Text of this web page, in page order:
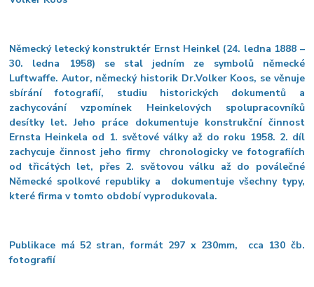
Německý letecký konstruktér Ernst Heinkel (24. ledna 1888 –
30. ledna 1958) se stal jedním ze symbolů německé
Luftwaffe. Autor, německý historik Dr.Volker Koos, se věnuje
sbírání fotografií, studiu historických dokumentů a
zachycování vzpomínek Heinkelových spolupracovníků
desítky let. Jeho práce dokumentuje konstrukční činnost
Ernsta Heinkela od 1. světové války až do roku 1958. 2. díl
zachycuje činnost jeho firmy chronologicky ve fotografiích
od třicátých let, přes 2. světovou válku až do poválečné
Německé spolkové republiky a dokumentuje všechny typy,
které firma v tomto období vyprodukovala.
Publikace má 52 stran,formát 297 x 230mm, cca 130 čb.
fotografií